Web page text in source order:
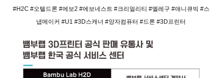
#H2C #오텔드론 #에보2 #에보네스트 #크리얼리티 #엘레구 #애니큐빅 #스
냅메이커 #U1 #3D스캐너 #양자컴퓨터 #드론 #3D프린터